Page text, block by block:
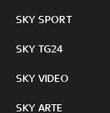
SKY SPORT
SKY TG24
SKY VIDEO
SKY ARTE